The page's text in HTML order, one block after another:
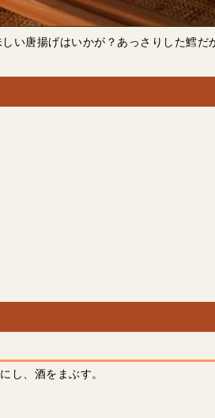
い唐揚げはいかが？あっさりした鱈
し、酒をまぶす。